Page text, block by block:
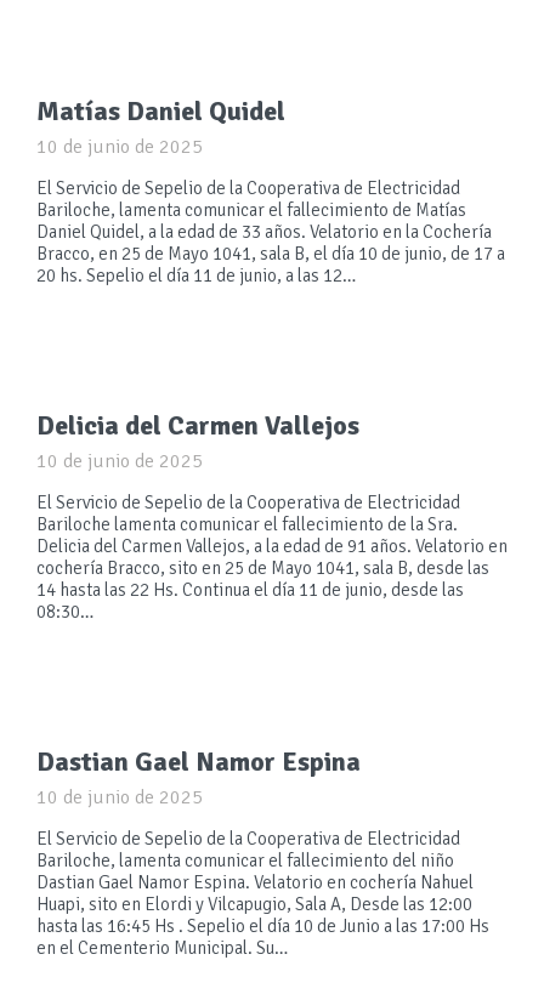
Matías Daniel Quidel
10 de junio de 2025
El Servicio de Sepelio de la Cooperativa de Electricidad
Bariloche, lamenta comunicar el fallecimiento de Matías
Daniel Quidel, a la edad de 33 años. Velatorio en la Cochería
Bracco, en 25 de Mayo 1041, sala B, el día 10 de junio, de 17 a
20 hs. Sepelio el día 11 de junio, a las 12…
Delicia del Carmen Vallejos
10 de junio de 2025
El Servicio de Sepelio de la Cooperativa de Electricidad
Bariloche lamenta comunicar el fallecimiento de la Sra.
Delicia del Carmen Vallejos, a la edad de 91 años. Velatorio en
cochería Bracco, sito en 25 de Mayo 1041, sala B, desde las
14 hasta las 22 Hs. Continua el día 11 de junio, desde las
08:30…
Dastian Gael Namor Espina
10 de junio de 2025
El Servicio de Sepelio de la Cooperativa de Electricidad
Bariloche, lamenta comunicar el fallecimiento del niño
Dastian Gael Namor Espina. Velatorio en cochería Nahuel
Huapi, sito en Elordi y Vilcapugio, Sala A, Desde las 12:00
hasta las 16:45 Hs . Sepelio el día 10 de Junio a las 17:00 Hs
en el Cementerio Municipal. Su…